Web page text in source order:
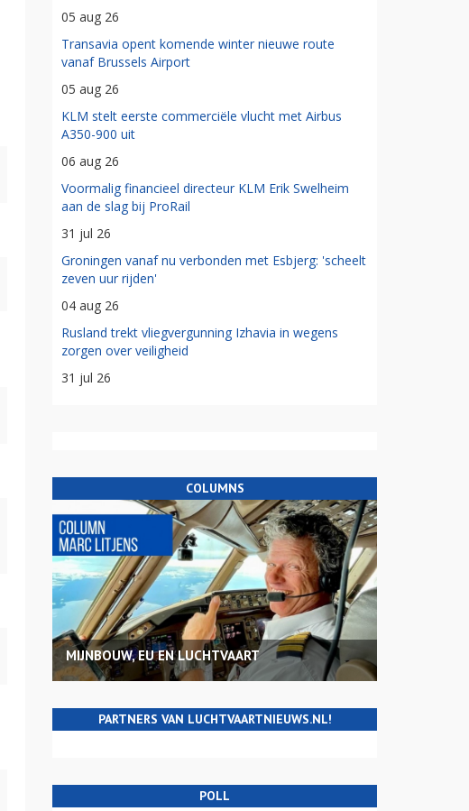
05 aug 26
Transavia opent komende winter nieuwe route
vanaf Brussels Airport
05 aug 26
KLM stelt eerste commerciële vlucht met Airbus
A350-900 uit
06 aug 26
Voormalig financieel directeur KLM Erik Swelheim
aan de slag bij ProRail
31 jul 26
Groningen vanaf nu verbonden met Esbjerg: 'scheelt
zeven uur rijden'
04 aug 26
Rusland trekt vliegvergunning Izhavia in wegens
zorgen over veiligheid
31 jul 26
COLUMNS
MIJNBOUW, EU EN LUCHTVAART
PARTNERS VAN LUCHTVAARTNIEUWS.NL!
POLL